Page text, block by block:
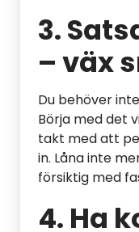
3.
– väx
Du behöver
Börja med det
takt med att
in. Låna inte
försiktig med
4. Ha